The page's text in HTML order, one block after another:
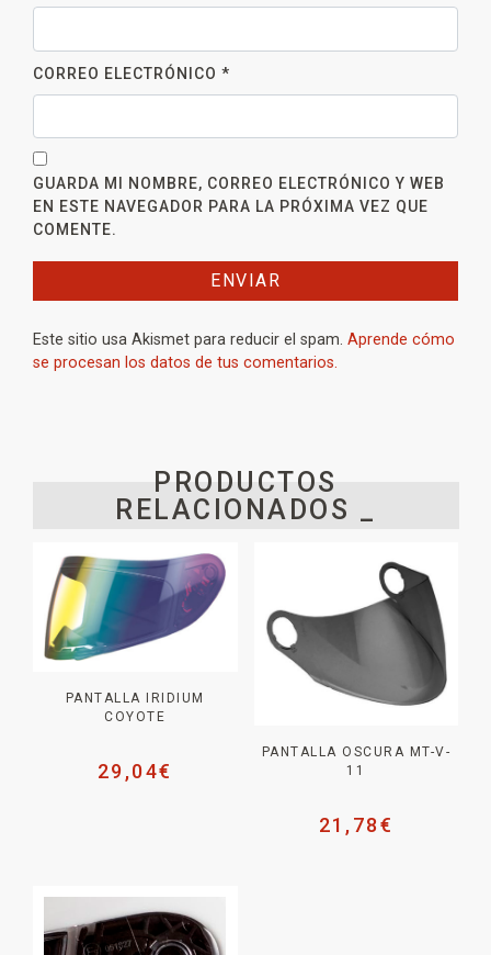
CORREO ELECTRÓNICO *
GUARDA MI NOMBRE, CORREO ELECTRÓNICO Y WEB
EN ESTE NAVEGADOR PARA LA PRÓXIMA VEZ QUE
COMENTE.
Este sitio usa Akismet para reducir el spam. Aprende cómo
se procesan los datos de tus comentarios.
PRODUCTOS
RELACIONADOS _
PANTALLA IRIDIUM
COYOTE
29,04€
PANTALLA OSCURA MT-V-
11
21,78€